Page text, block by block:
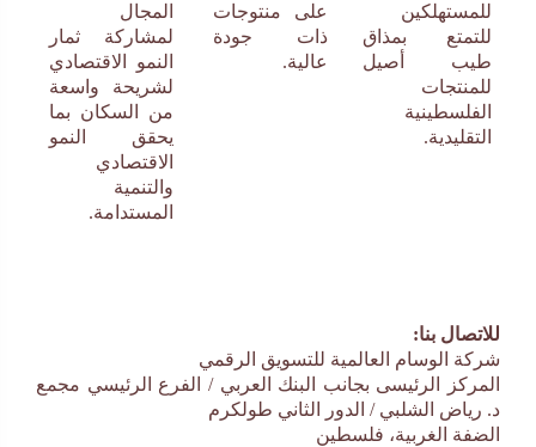
للمستهلكين
للتمتع بمذاق
طيب أصيل
للمنتجات
الفلسطينية
التقليدية.
على منتوجات
ذات جودة
عالية.
المجال
لمشاركة ثمار
النمو الاقتصادي
لشريحة واسعة
من السكان بما
يحقق النمو
الاقتصادي
والتنمية
المستدامة.
للاتصال بنا:
شركة الوسام العالمية للتسويق الرقمي
المركز الرئيسى بجانب البنك العربي / الفرع الرئيسي مجمع
د. رياض الشلبي / الدور الثاني طولكرم
الضفة الغربية، فلسطين